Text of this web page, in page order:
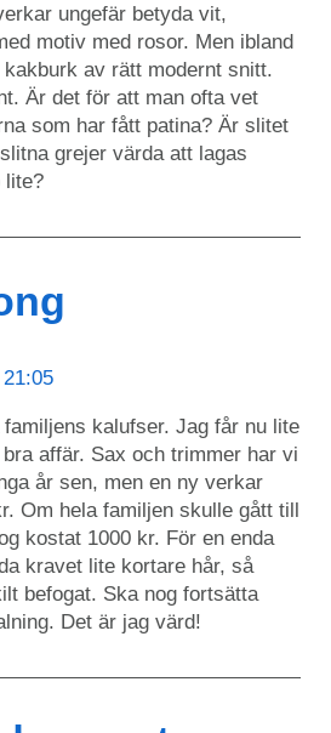
ungefär betyda vit,
motiv med rosor. Men ibland
av rätt modernt snitt.
Är det för att man ofta vet
som har fått patina? Är slitet
grejer värda att lagas
lite?
kalufser. Jag får nu lite
affär. Sax och trimmer har vi
år sen, men en ny verkar
Om hela familjen skulle gått till
kostat 1000 kr. För en enda
kravet lite kortare hår, så
befogat. Ska nog fortsätta
Det är jag värd!